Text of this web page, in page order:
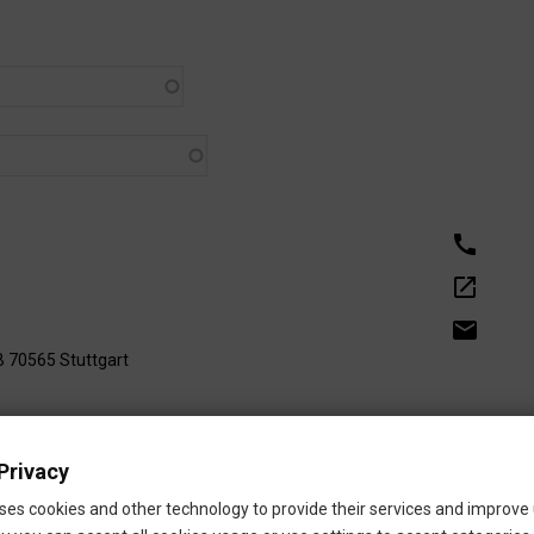
70565 Stuttgart
call
open_in_new
email
személyközpontú tanácsadó
open_in_new
cookies and other technology to provide their services and improve